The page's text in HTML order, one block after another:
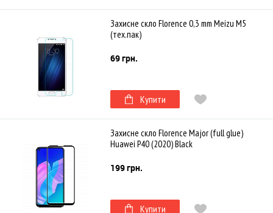
Захисне скло Florence 0,3 mm Meizu M5
(тех.пак)
69 грн.
Купити
Захисне скло Florence Major (full glue)
Huawei P40 (2020) Black
199 грн.
Купити